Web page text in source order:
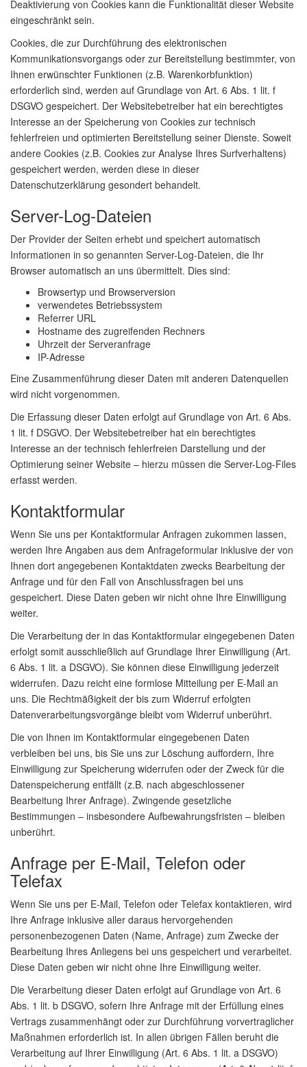
Deaktivierung von Cookies kann die Funktionalität dieser Website
eingeschränkt sein.
Cookies, die zur Durchführung des elektronischen
Kommunikationsvorgangs oder zur Bereitstellung bestimmter, von
Ihnen erwünschter Funktionen (z.B. Warenkorbfunktion)
erforderlich sind, werden auf Grundlage von Art. 6 Abs. 1 lit. f
DSGVO gespeichert. Der Websitebetreiber hat ein berechtigtes
Interesse an der Speicherung von Cookies zur technisch
fehlerfreien und optimierten Bereitstellung seiner Dienste. Soweit
andere Cookies (z.B. Cookies zur Analyse Ihres Surfverhaltens)
gespeichert werden, werden diese in dieser
Datenschutzerklärung gesondert behandelt.
Server-Log-Dateien
Der Provider der Seiten erhebt und speichert automatisch
Informationen in so genannten Server-Log-Dateien, die Ihr
Browser automatisch an uns übermittelt. Dies sind:
Browsertyp und Browserversion
verwendetes Betriebssystem
Referrer URL
Hostname des zugreifenden Rechners
Uhrzeit der Serveranfrage
IP-Adresse
Eine Zusammenführung dieser Daten mit anderen Datenquellen
wird nicht vorgenommen.
Die Erfassung dieser Daten erfolgt auf Grundlage von Art. 6 Abs.
1 lit. f DSGVO. Der Websitebetreiber hat ein berechtigtes
Interesse an der technisch fehlerfreien Darstellung und der
Optimierung seiner Website – hierzu müssen die Server-Log-Files
erfasst werden.
Kontaktformular
Wenn Sie uns per Kontaktformular Anfragen zukommen lassen,
werden Ihre Angaben aus dem Anfrageformular inklusive der von
Ihnen dort angegebenen Kontaktdaten zwecks Bearbeitung der
Anfrage und für den Fall von Anschlussfragen bei uns
gespeichert. Diese Daten geben wir nicht ohne Ihre Einwilligung
weiter.
Die Verarbeitung der in das Kontaktformular eingegebenen Daten
erfolgt somit ausschließlich auf Grundlage Ihrer Einwilligung (Art.
6 Abs. 1 lit. a DSGVO). Sie können diese Einwilligung jederzeit
widerrufen. Dazu reicht eine formlose Mitteilung per E-Mail an
uns. Die Rechtmäßigkeit der bis zum Widerruf erfolgten
Datenverarbeitungsvorgänge bleibt vom Widerruf unberührt.
Die von Ihnen im Kontaktformular eingegebenen Daten
verbleiben bei uns, bis Sie uns zur Löschung auffordern, Ihre
Einwilligung zur Speicherung widerrufen oder der Zweck für die
Datenspeicherung entfällt (z.B. nach abgeschlossener
Bearbeitung Ihrer Anfrage). Zwingende gesetzliche
Bestimmungen – insbesondere Aufbewahrungsfristen – bleiben
unberührt.
Anfrage per E-Mail, Telefon oder
Telefax
Wenn Sie uns per E-Mail, Telefon oder Telefax kontaktieren, wird
Ihre Anfrage inklusive aller daraus hervorgehenden
personenbezogenen Daten (Name, Anfrage) zum Zwecke der
Bearbeitung Ihres Anliegens bei uns gespeichert und verarbeitet.
Diese Daten geben wir nicht ohne Ihre Einwilligung weiter.
Die Verarbeitung dieser Daten erfolgt auf Grundlage von Art. 6
Abs. 1 lit. b DSGVO, sofern Ihre Anfrage mit der Erfüllung eines
Vertrags zusammenhängt oder zur Durchführung vorvertraglicher
Maßnahmen erforderlich ist. In allen übrigen Fällen beruht die
Verarbeitung auf Ihrer Einwilligung (Art. 6 Abs. 1 lit. a DSGVO)